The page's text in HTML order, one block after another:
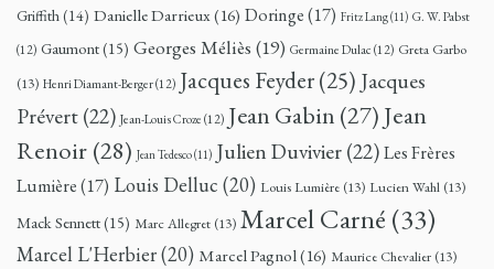
Griffith(14) Danielle Darrieux(16) Doringe(17) Fritz Lang(11) G. W. Pabst
(12) Gaumont(15) Georges Méliès (19) Germaine Dulac (12) Greta Garbo
(13) Henri Diamant-Berger(12) Jacques Feyder(25) Jacques
Prévert(22) Jean-Louis Croze (12) Jean Gabin (27) Jean
Renoir (28) Jean Tedesco(11) Julien Duvivier(22)Les Frères
Lumière(17) Louis Delluc (20) Louis Lumière (13) Lucien Wahl (13)
Mack Sennett(15) Marc Allegret (13) Marcel Carné (33)
Marcel L'Herbier(20) Marcel Pagnol(16) Maurice Chevalier (13)